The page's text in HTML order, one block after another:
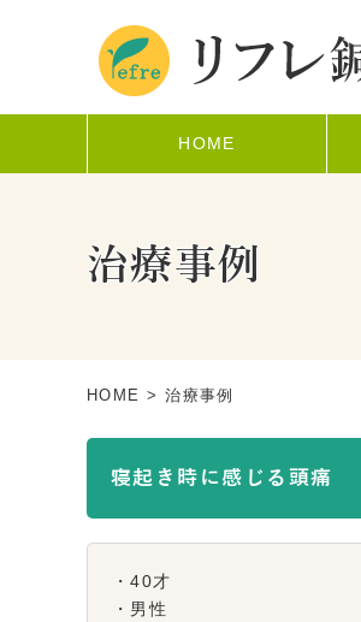
HOME
治療事例
HOME > 治療事例
寝起き時に感じる頭痛
・40才
・男性